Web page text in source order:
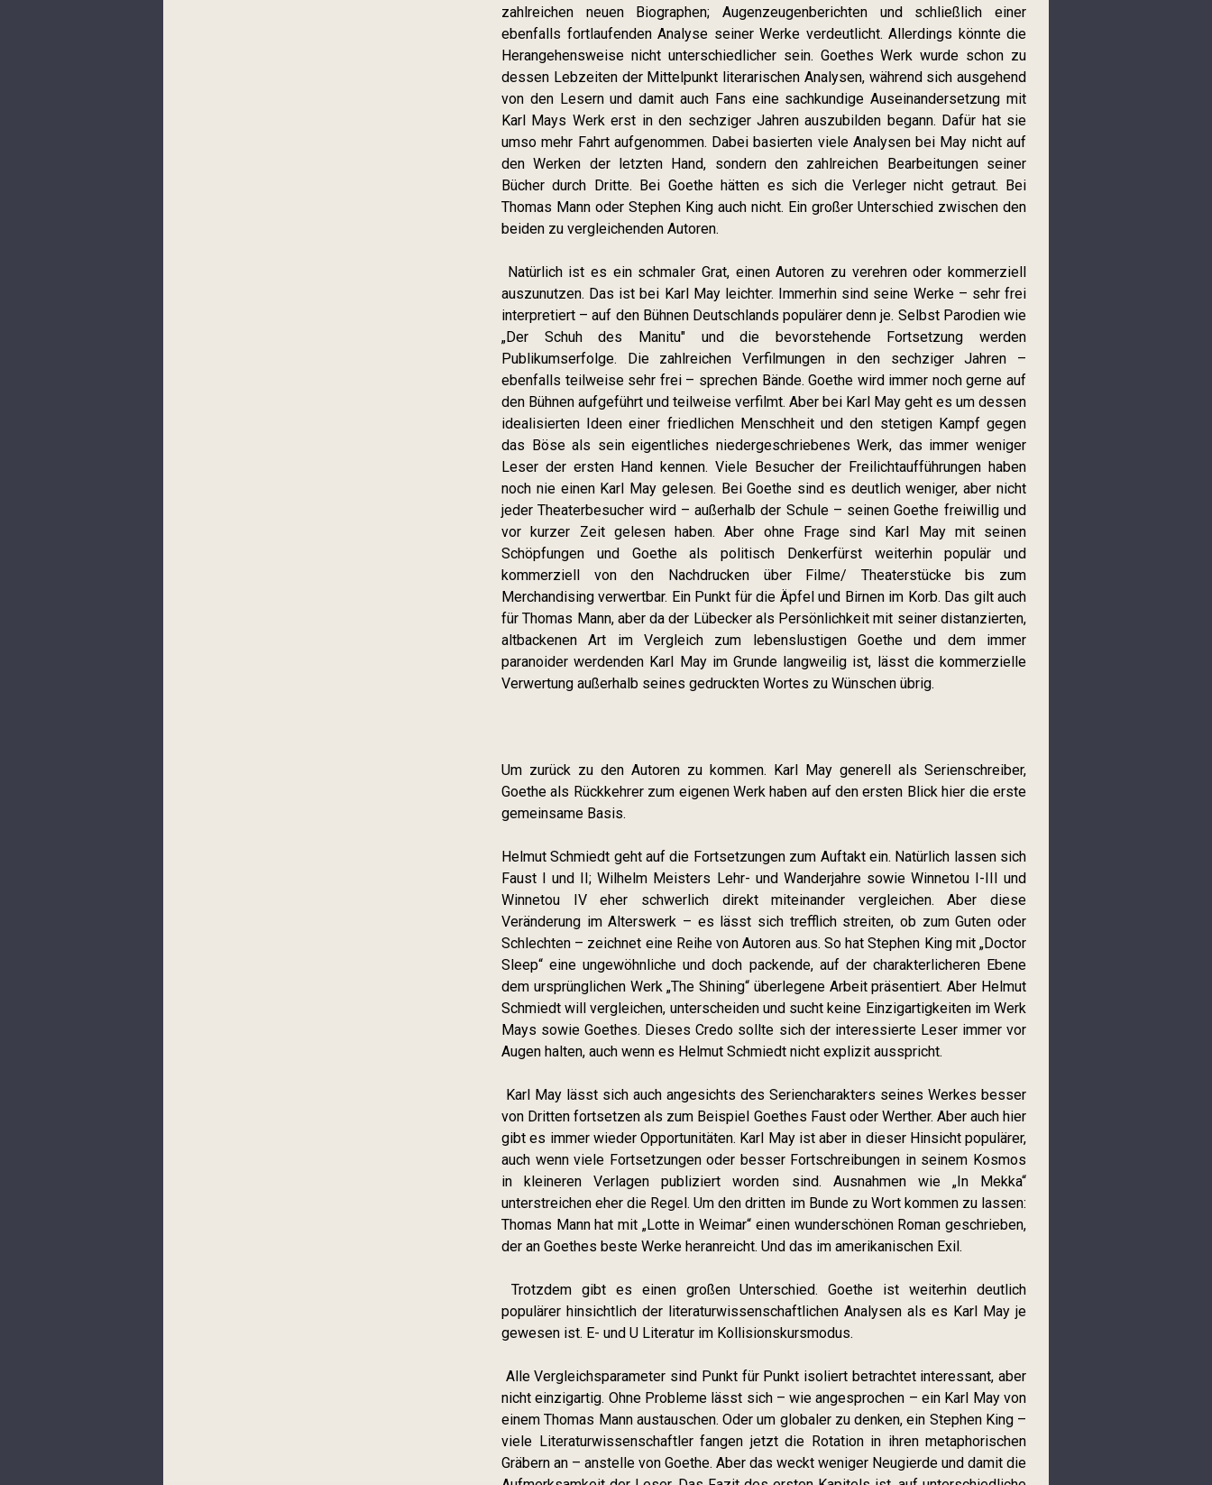
zahlreichen neuen Biographen; Augenzeugenberichten und schließlich einer
ebenfalls fortlaufenden Analyse seiner Werke verdeutlicht. Allerdings könnte die
Herangehensweise nicht unterschiedlicher sein. Goethes Werk wurde schon zu
dessen Lebzeiten der Mittelpunkt literarischen Analysen, während sich ausgehend
von den Lesern und damit auch Fans eine sachkundige Auseinandersetzung mit
Karl Mays Werk erst in den sechziger Jahren auszubilden begann. Dafür hat sie
umso mehr Fahrt aufgenommen. Dabei basierten viele Analysen bei May nicht auf
den Werken der letzten Hand, sondern den zahlreichen Bearbeitungen seiner
Bücher durch Dritte. Bei Goethe hätten es sich die Verleger nicht getraut. Bei
Thomas Mann oder Stephen King auch nicht. Ein großer Unterschied zwischen den
beiden zu vergleichenden Autoren.
Natürlich ist es ein schmaler Grat, einen Autoren zu verehren oder kommerziell
auszunutzen. Das ist bei Karl May leichter. Immerhin sind seine Werke – sehr frei
interpretiert – auf den Bühnen Deutschlands populärer denn je. Selbst Parodien wie
„Der Schuh des Manitu" und die bevorstehende Fortsetzung werden
Publikumserfolge. Die zahlreichen Verfilmungen in den sechziger Jahren –
ebenfalls teilweise sehr frei – sprechen Bände. Goethe wird immer noch gerne auf
den Bühnen aufgeführt und teilweise verfilmt. Aber bei Karl May geht es um dessen
idealisierten Ideen einer friedlichen Menschheit und den stetigen Kampf gegen
das Böse als sein eigentliches niedergeschriebenes Werk, das immer weniger
Leser der ersten Hand kennen. Viele Besucher der Freilichtaufführungen haben
noch nie einen Karl May gelesen. Bei Goethe sind es deutlich weniger, aber nicht
jeder Theaterbesucher wird – außerhalb der Schule – seinen Goethe freiwillig und
vor kurzer Zeit gelesen haben. Aber ohne Frage sind Karl May mit seinen
Schöpfungen und Goethe als politisch Denkerfürst weiterhin populär und
kommerziell von den Nachdrucken über Filme/ Theaterstücke bis zum
Merchandising verwertbar. Ein Punkt für die Äpfel und Birnen im Korb. Das gilt auch
für Thomas Mann, aber da der Lübecker als Persönlichkeit mit seiner distanzierten,
altbackenen Art im Vergleich zum lebenslustigen Goethe und dem immer
paranoider werdenden Karl May im Grunde langweilig ist, lässt die kommerzielle
Verwertung außerhalb seines gedruckten Wortes zu Wünschen übrig.
Um zurück zu den Autoren zu kommen. Karl May generell als Serienschreiber,
Goethe als Rückkehrer zum eigenen Werk haben auf den ersten Blick hier die erste
gemeinsame Basis.
Helmut Schmiedt geht auf die Fortsetzungen zum Auftakt ein. Natürlich lassen sich
Faust I und II; Wilhelm Meisters Lehr- und Wanderjahre sowie Winnetou I-III und
Winnetou IV eher schwerlich direkt miteinander vergleichen. Aber diese
Veränderung im Alterswerk – es lässt sich trefflich streiten, ob zum Guten oder
Schlechten – zeichnet eine Reihe von Autoren aus. So hat Stephen King mit „Doctor
Sleep“ eine ungewöhnliche und doch packende, auf der charakterlicheren Ebene
dem ursprünglichen Werk „The Shining“ überlegene Arbeit präsentiert. Aber Helmut
Schmiedt will vergleichen, unterscheiden und sucht keine Einzigartigkeiten im Werk
Mays sowie Goethes. Dieses Credo sollte sich der interessierte Leser immer vor
Augen halten, auch wenn es Helmut Schmiedt nicht explizit ausspricht.
Karl May lässt sich auch angesichts des Seriencharakters seines Werkes besser
von Dritten fortsetzen als zum Beispiel Goethes Faust oder Werther. Aber auch hier
gibt es immer wieder Opportunitäten. Karl May ist aber in dieser Hinsicht populärer,
auch wenn viele Fortsetzungen oder besser Fortschreibungen in seinem Kosmos
in kleineren Verlagen publiziert worden sind. Ausnahmen wie „In Mekka“
unterstreichen eher die Regel. Um den dritten im Bunde zu Wort kommen zu lassen:
Thomas Mann hat mit „Lotte in Weimar“ einen wunderschönen Roman geschrieben,
der an Goethes beste Werke heranreicht. Und das im amerikanischen Exil.
Trotzdem gibt es einen großen Unterschied. Goethe ist weiterhin deutlich
populärer hinsichtlich der literaturwissenschaftlichen Analysen als es Karl May je
gewesen ist. E- und U Literatur im Kollisionskursmodus.
Alle Vergleichsparameter sind Punkt für Punkt isoliert betrachtet interessant, aber
nicht einzigartig. Ohne Probleme lässt sich – wie angesprochen – ein Karl May von
einem Thomas Mann austauschen. Oder um globaler zu denken, ein Stephen King –
viele Literaturwissenschaftler fangen jetzt die Rotation in ihren metaphorischen
Gräbern an – anstelle von Goethe. Aber das weckt weniger Neugierde und damit die